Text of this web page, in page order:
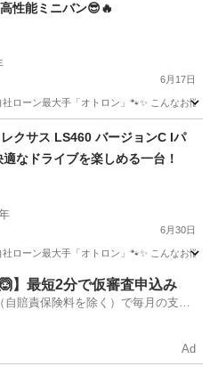
性能ミニバン😎🔥
6月17日
ローン最大手「オトロン」🐾✨ こんなお
レクサス LS460 バージョンC Iパ
なドライブを楽しめる一台！
6月30日
ローン最大手「オトロン」🐾✨ こんなお
】最短2分で仮審査申込み
自賠責保険料を除く）で毎月の支払
Ad